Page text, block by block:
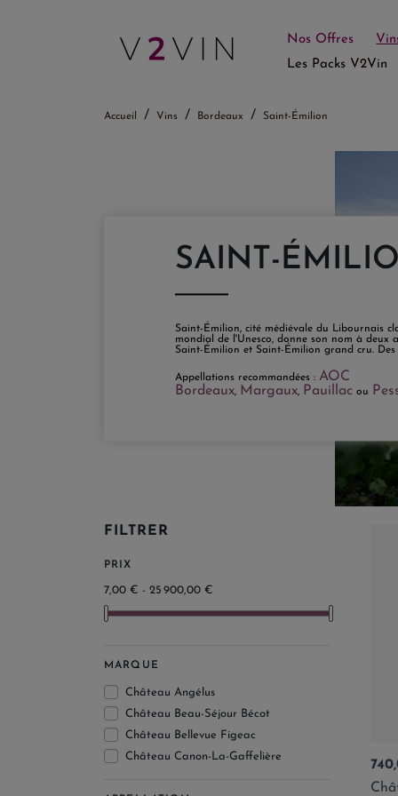
Nos Offres
Les Packs V2Vin
Accueil Vins Bordeaux Saint-Émilion
SAINT-
Saint-Émilion, cité médiévale du Libournais
mondial de l'Unesco, donne son nom à deux
Saint-Émilion et Saint-Émilion grand cru. Des
Appellations recommandées : AOC
Bordeaux, Margaux, Pauillac ou
FILTRER
PRIX
7,00 € - 25 900,00 €
MARQUE
Château Angélus
Château Beau-Séjour Bécot
Château Bellevue Figeac
Château Canon-La-Gaffelière
Prix